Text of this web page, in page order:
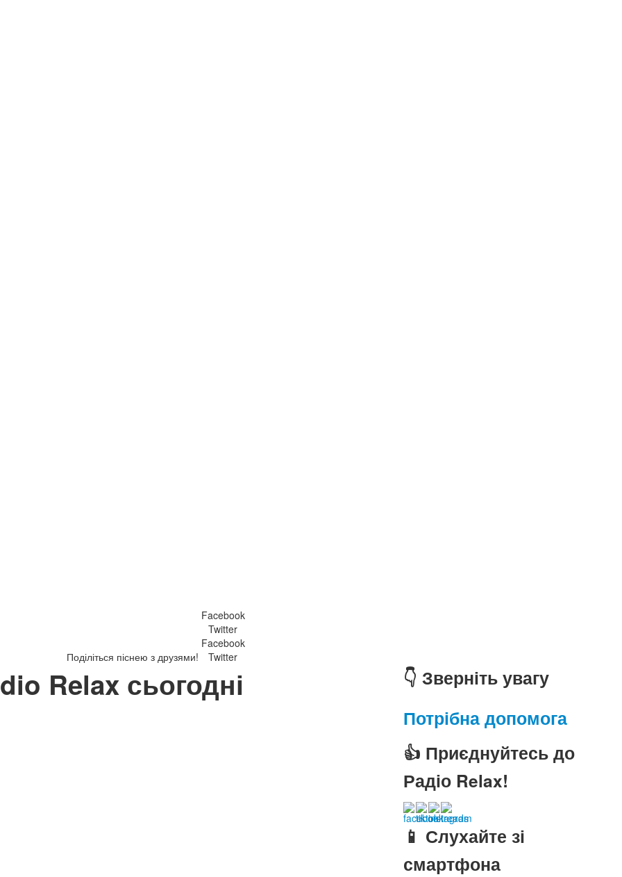
Поділіться піснею з друзями!
Facebook
Twitter
Facebook
Twitter
Relax сьогодні
👇 Зверніть увагу
Потрібна допомога
👍 Приєднуйтесь до
Радіо Relax!
📱 Слухайте зі
смартфона